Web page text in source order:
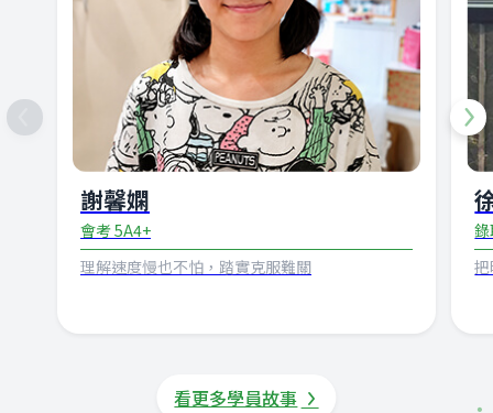
看更多學員故事
謝馨嫻
會考 5A4+
理解速度慢也不怕，踏實克服難關